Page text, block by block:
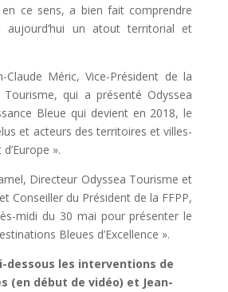
en ce sens, a bien fait comprendre
un atout territorial et
Claude Méric, Vice-Président de la
Tourisme, qui a présenté Odyssea
Bleue qui devient en 2018, le
et acteurs des territoires et villes-
».
Directeur Odyssea Tourisme et
Conseiller du Président de la FFPP,
midi du 30 mai pour présenter le
Bleues d’Excellence ».
dessous les interventions de
(en début de vidéo) et Jean-